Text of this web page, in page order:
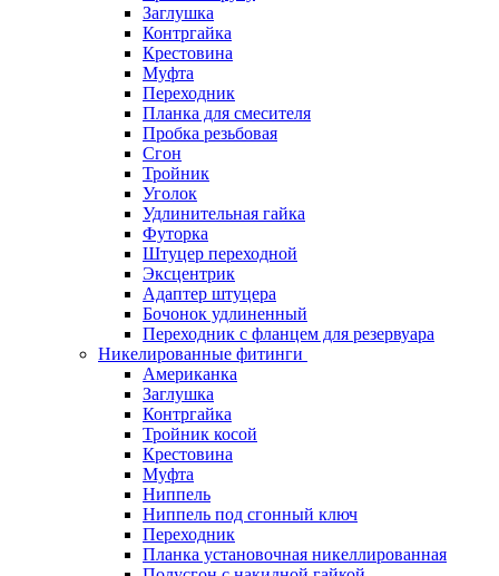
Заглушка
Контргайка
Крестовина
Муфта
Переходник
Планка для смесителя
Пробка резьбовая
Сгон
Тройник
Уголок
Удлинительная гайка
Футорка
Штуцер переходной
Эксцентрик
Адаптер штуцера
Бочонок удлиненный
Переходник с фланцем для резервуара
Никелированные фитинги
Американка
Заглушка
Контргайка
Тройник косой
Крестовина
Муфта
Ниппель
Ниппель под сгонный ключ
Переходник
Планка установочная никеллированная